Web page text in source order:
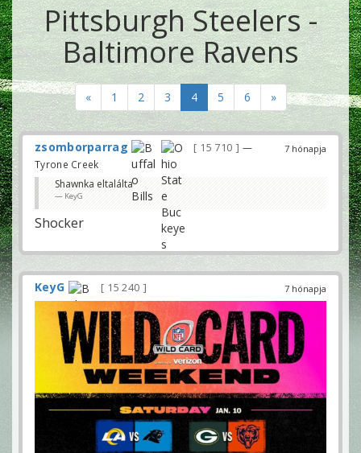
Pittsburgh Steelers -
Baltimore Ravens
« 1 2 3 4 5 6 »
7 hónapja
zsomborparrag 15 710
—
Tyrone Creek
Shawnka eltalálta
KeyG
Shocker
7 hónapja
KeyG 15 240